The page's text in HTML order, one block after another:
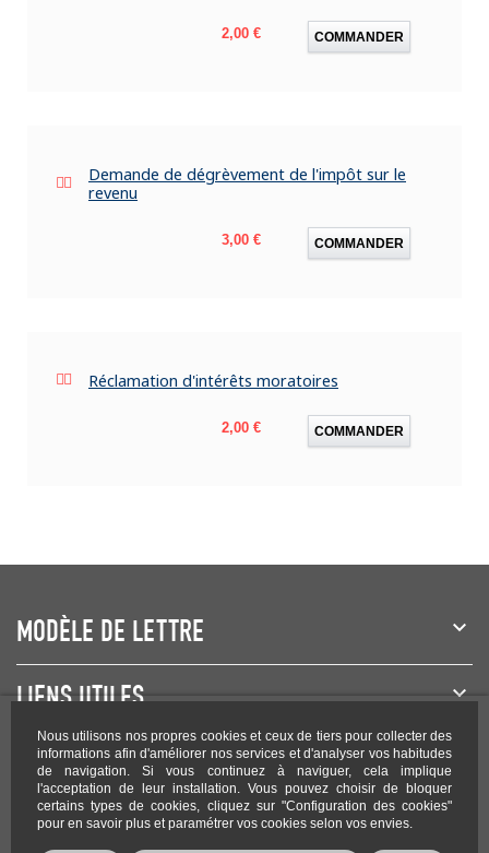
Nous utilisons nos propres cookies et ceux de tiers pour collecter des
informations afin d'améliorer nos services et d'analyser vos habitudes
de navigation. Si vous continuez à naviguer, cela implique
l'acceptation de leur installation. Vous pouvez choisir de bloquer
certains types de cookies, cliquez sur "Configuration des cookies"
pour en savoir plus et paramétrer vos cookies selon vos envies.
Prix
2,00 € COMMANDER
Demande de dégrèvement de l'impôt sur le
revenu
Prix
3,00 € COMMANDER
Réclamation d'intérêts moratoires
Prix
2,00 € COMMANDER
MODÈLE DE LETTRE
LIENS UTILES
NEWSLETTER